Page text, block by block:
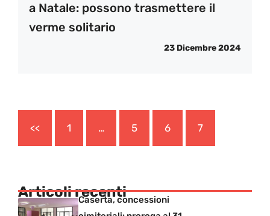
a Natale: possono trasmettere il
verme solitario
23 Dicembre 2024
<< 1 … 5 6 7
Articoli recenti
Caserta, concessioni